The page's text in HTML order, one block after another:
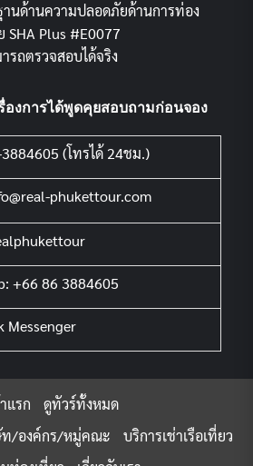
านด้านความปลอดภัยด้านการท่อง
SHA Plus #E0077
รถตรวจสอบได้จริง
องการได้พูดคุยสอบถามก่อนจอง
(โทรได้ 24ชม.)
phukettour.com
+66 86 3884605
Messenger
แรก
ดูทัวร์ทั้งหมด
ท/องค์กร/หมู่คณะ
บริการเช่าเรือเที่ยว